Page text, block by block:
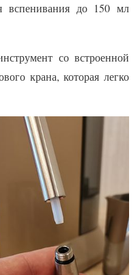
вспенивания до 150 мл
со встроенной
крана, которая легко